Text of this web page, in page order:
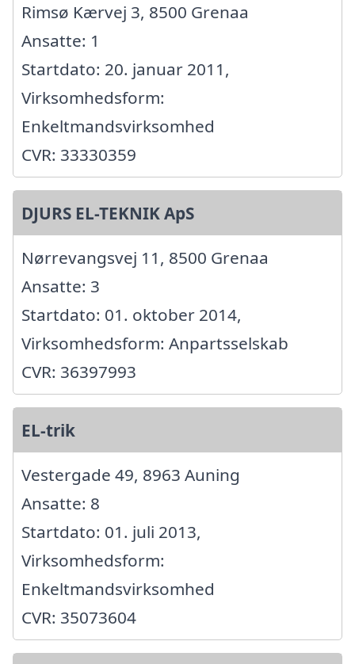
Rimsø Kærvej 3, 8500 Grenaa
Ansatte: 1
Startdato: 20. januar 2011,
Virksomhedsform:
Enkeltmandsvirksomhed
CVR: 33330359
DJURS EL-TEKNIK ApS
Nørrevangsvej 11, 8500 Grenaa
Ansatte: 3
Startdato: 01. oktober 2014,
Virksomhedsform: Anpartsselskab
CVR: 36397993
EL-trik
Vestergade 49, 8963 Auning
Ansatte: 8
Startdato: 01. juli 2013,
Virksomhedsform:
Enkeltmandsvirksomhed
CVR: 35073604